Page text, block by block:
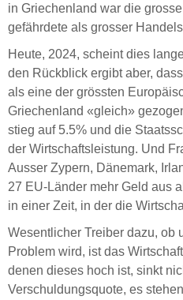
in Griechenland war die
gefährdete als grosser
Heute, 2024, scheint dies
den Rückblick ergibt aber,
als eine der grössten
Griechenland «gleich»
stieg auf 5.5% und die
der Wirtschaftsleistung. Und
Ausser Zypern, Dänemark,
27 EU-Länder mehr Geld aus
in einer Zeit, in der die
Wesentlicher Treiber dazu, ob
Problem wird, ist das
denen dieses hoch ist, sinkt
Verschuldungsquote, es